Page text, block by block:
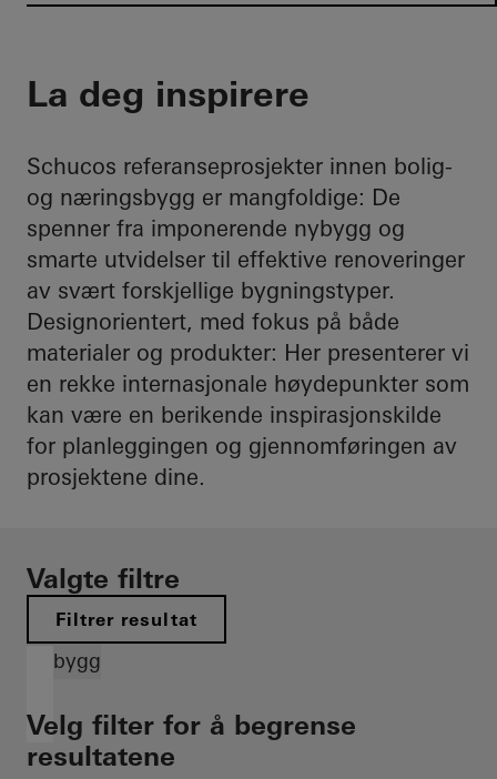
La deg inspirere
Schucos referanseprosjekter innen bolig-
og næringsbygg er mangfoldige: De
spenner fra imponerende nybygg og
smarte utvidelser til effektive renoveringer
av svært forskjellige bygningstyper.
Designorientert, med fokus på både
materialer og produkter: Her presenterer vi
en rekke internasjonale høydepunkter som
kan være en berikende inspirasjonskilde
for planleggingen og gjennomføringen av
prosjektene dine.
Valgte filtre
Filtrer resultat
Nybygg
Velg filter for å begrense
resultatene